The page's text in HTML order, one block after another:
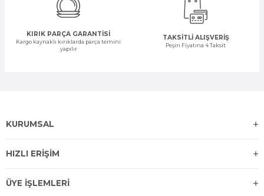
KIRIK PARÇA GARANTİSİ
Kargo kaynaklı kırıklarda parça temini
yapılır
TAKSİTLİ ALIŞVERİŞ
Peşin Fiyatına 4 Taksit
KURUMSAL
HIZLI ERİŞİM
ÜYE İŞLEMLERİ